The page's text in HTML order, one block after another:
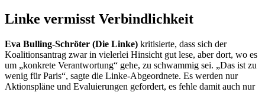
Linke vermisst Verbindlichkeit
Eva Bulling-Schröter (Die Linke) kritisierte, dass sich der
Koalitionsantrag zwar in vielerlei Hinsicht gut lese, aber dort, wo es
um „konkrete Verantwortung“ gehe, zu schwammig sei. „Das ist zu
wenig für Paris“, sagte die Linke-Abgeordnete. Es werden nur
Aktionspläne und Evaluierungen gefordert, es fehle damit auch nur